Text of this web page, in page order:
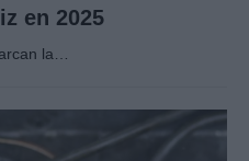
en 2025
la…